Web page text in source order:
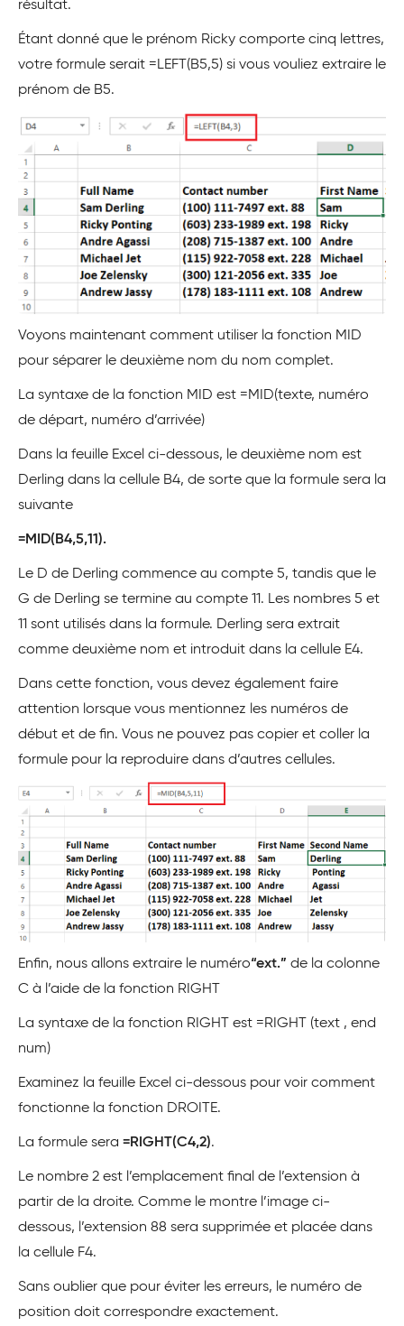
résultat.
Étant donné que le prénom Ricky comporte cinq lettres,
votre formule serait =LEFT(B5,5) si vous vouliez extraire le
prénom de B5.
Voyons maintenant comment utiliser la fonction MID
pour séparer le deuxième nom du nom complet.
La syntaxe de la fonction MID est =MID(texte, numéro
de départ, numéro d’arrivée)
Dans la feuille Excel ci-dessous, le deuxième nom est
Derling dans la cellule B4, de sorte que la formule sera la
suivante
=MID(B4,5,11).
Le D de Derling commence au compte 5, tandis que le
G de Derling se termine au compte 11. Les nombres 5 et
11 sont utilisés dans la formule. Derling sera extrait
comme deuxième nom et introduit dans la cellule E4.
Dans cette fonction, vous devez également faire
attention lorsque vous mentionnez les numéros de
début et de fin. Vous ne pouvez pas copier et coller la
formule pour la reproduire dans d’autres cellules.
Enfin, nous allons extraire le numéro“ext.” de la colonne
C à l’aide de la fonction RIGHT
La syntaxe de la fonction RIGHT est =RIGHT (text , end
num)
Examinez la feuille Excel ci-dessous pour voir comment
fonctionne la fonction DROITE.
La formule sera =RIGHT(C4,2).
Le nombre 2 est l’emplacement final de l’extension à
partir de la droite. Comme le montre l’image ci-
dessous, l’extension 88 sera supprimée et placée dans
la cellule F4.
Sans oublier que pour éviter les erreurs, le numéro de
position doit correspondre exactement.